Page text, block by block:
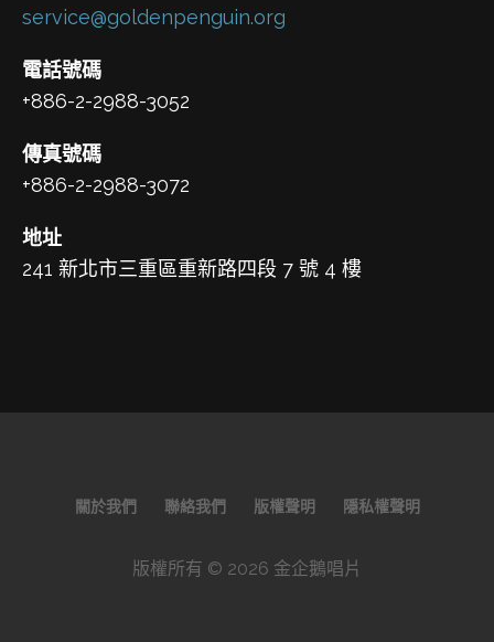
service@goldenpenguin.org
電話號碼
+886-2-2988-3052
傳真號碼
+886-2-2988-3072
地址
241 新北市三重區重新路四段 7 號 4 樓
關於我們 聯絡我們 版權聲明 隱私權聲明
版權所有 © 2026 金企鵝唱片